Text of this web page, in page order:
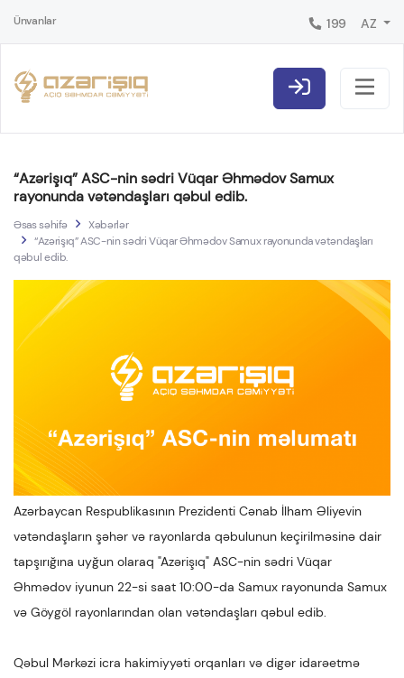
Ünvanlar 199 AZ
“Azərişıq” ASC-nin sədri Vüqar Əhmədov Samux
rayonunda vətəndaşları qəbul edib.
Əsas səhifə
Xəbərlər
“Azərişıq” ASC-nin sədri Vüqar Əhmədov Samux rayonunda vətəndaşları
qəbul edib.
Azərbaycan Respublikasının Prezidenti Cənab İlham Əliyevin
vətəndaşların şəhər və rayonlarda qəbulunun keçirilməsinə dair
tapşırığına uyğun olaraq "Azərişıq" ASC-nin sədri Vüqar
Əhmədov iyunun 22-si saat 10:00-da Samux rayonunda Samux
və Göygöl rayonlarından olan vətəndaşları qəbul edib.
Qəbul Mərkəzi icra hakimiyyəti orqanları və digər idarəetmə